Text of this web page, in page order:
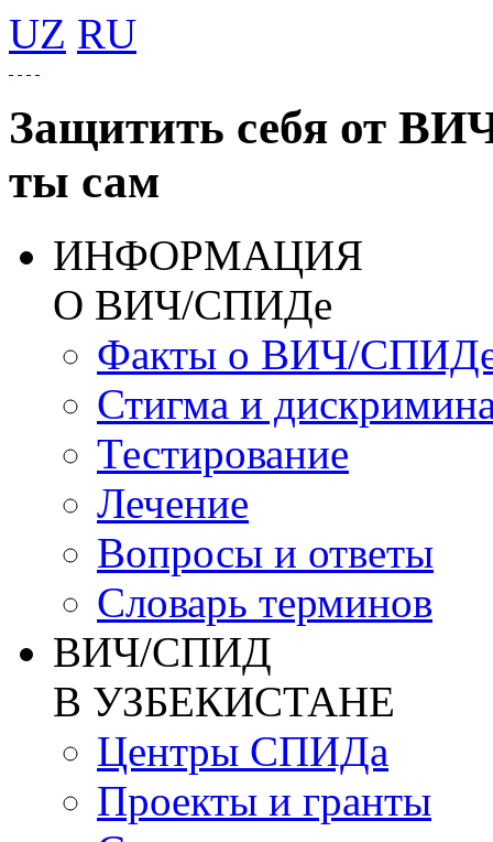
UZ RU
Защитить себя от
ты сам
ИНФОРМАЦИЯ
О ВИЧ/СПИДе
Факты о ВИЧ/
Стигма и
Тестирование
Лечение
Вопросы и ответы
Словарь терминов
ВИЧ/СПИД
В УЗБЕКИСТАНЕ
Центры СПИДа
Проекты и гранты